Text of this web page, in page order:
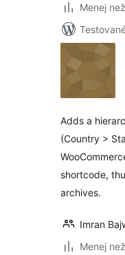
Menej
Adds a
(Country >
shortcode,
archives.
Imran
Menej